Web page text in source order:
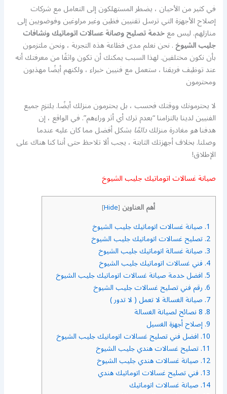
في كثير من الأحيان ، يضطر المستهلكون إلى التعامل مع شركات
إصلاح الأجهزة التي ترسل تقنيين فظين وغير مراوغين وفوضويين إلى
منازلهم. ليس معخدمة تصليح وصانة عسالات اتوماتيك ونشافات
جليب الشيوخ. نحن نعلم مدى فظاعة هذه التجربة ، ونحن ملتزمون
بأن نكون مختلفين. لهذا السبب يمكنك أن تكون واثقًا من معرفتك أنه
عند توظيف فريقنا ، ستعمل مع فنيين خبراء ، ولكنهم أيضًا مهذبون
ومحترمون
لا يحترمونك ووقتك فحسب ، بل يحترمون منزلك أيضًا. يلتزم جميع
الفنيين لدينا بالتزامنا “بعدم ترك أي أثر وراءهم”. في الواقع ، إن
هدفناهومغادرة منزلكدائمًا بشكل أفضل مما كان عليه عندما
وصلنا. بخلاف أجهزتك الثابتة ، يجب ألا تلاحظ حتى أننا كنا هناك على
الإطلاق!
صيانة غسالات اتوماتيك جليب الشيوخ
أهم العناوين [
Hide
]
1. صيانة غسالات اتوماتيك جليب الشيوخ
2. تصليح غسالات اتوماتيك جليب الشيوخ
3. صيانة غسالة اتوماتيك جليب الشيوخ
4. فني غسالات اتوماتيك جليب الشيوخ
5. افضل خدمة صيانة غسالات اتوماتيك جليب الشيوخ
6. رقم فني تصليح غسالات جليب الشيوخ
7. صيانة الغسالة لا تعمل ( لا تدور )
8.
9. إصلاح أجهزة الغسيل
10. افضل فني تصليح غسالات اتومانيك جليب الشيوخ
11. تصليح غسالات هندي جليب الشيوخ
12. صيانة غسالات هندي جليب الشيوخ
13. فني تصليح غسالات اتوماتيك هندي
14. صيانة غسالات اتوماتيك